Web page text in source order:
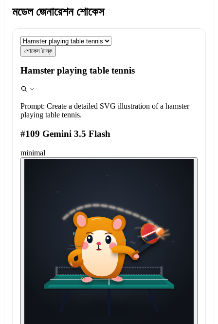
মডেল জেনারেশন শোকেস
শোকেস টাস্ক
Hamster playing table tennis
Prompt: Create a detailed SVG illustration of a hamster
playing table tennis.
#109 Gemini 3.5 Flash
minimal